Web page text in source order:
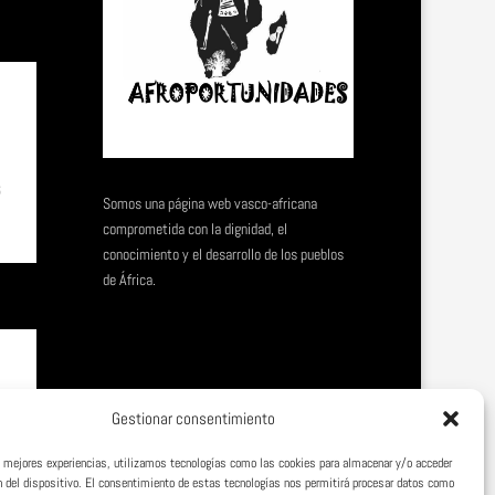
Gestionar consentimiento
mejores experiencias, utilizamos tecnologías como las cookies para almacenar y/o acceder
del dispositivo. El consentimiento de estas tecnologías nos permitirá procesar datos como
Somos una página web vasco-africana
comprometida con la dignidad, el
conocimiento y el desarrollo de los pueblos
de África.